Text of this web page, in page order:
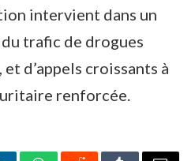
intervient dans un
trafic de drogues
d’appels croissants à
renforcée.